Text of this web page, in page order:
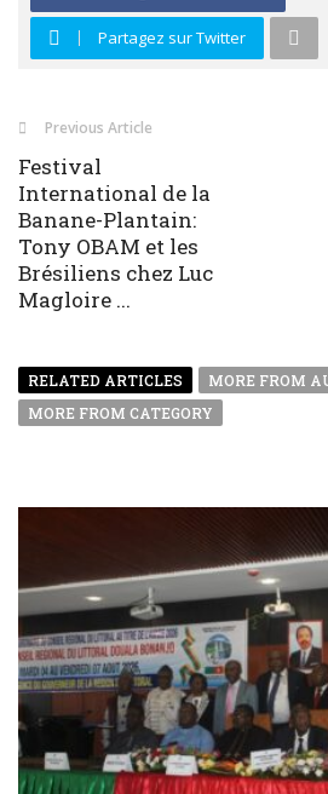
Partagez sur Twitter
Previous Article
Festival
International de la
Banane-Plantain:
Tony OBAM et les
Brésiliens chez Luc
Magloire ...
RELATED ARTICLES
MORE FROM
MORE FROM CATEGORY